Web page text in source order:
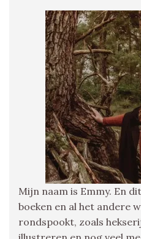
Mijn naam is Emmy. En
boeken en al het andere
rondspookt, zoals